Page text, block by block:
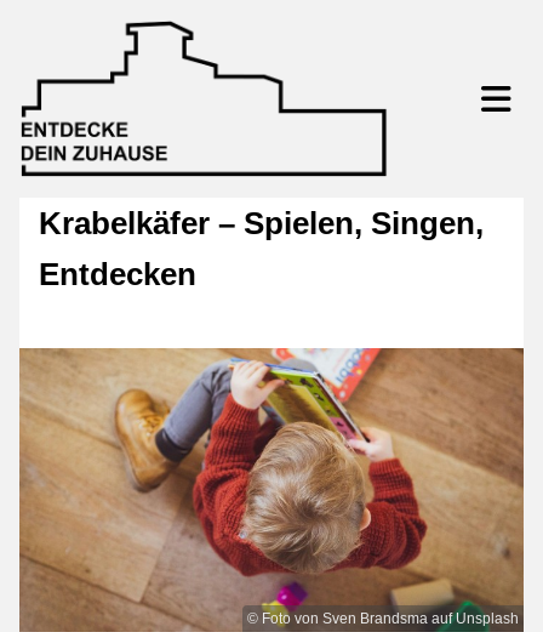
Krabelkäfer – Spielen, Singen,
Entdecken
© Foto von Sven Brandsma auf Unsplash